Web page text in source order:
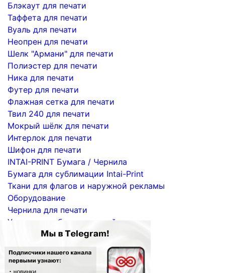
Блэкаут для печати
Таффета для печати
Вуаль для печати
Неопрен для печати
Шелк "Армани" для печати
Полиэстер для печати
Ника для печати
Футер для печати
Флажная сетка для печати
Твил 240 для печати
Мокрый шёлк для печати
Интерлок для печати
Шифон для печати
INTAI-PRINT Бумага / Чернила
Бумага для сублимации Intai-Print
Ткани для флагов и наружной рекламы
Оборудование
Чернила для печати
Услуги по сублимационной печати